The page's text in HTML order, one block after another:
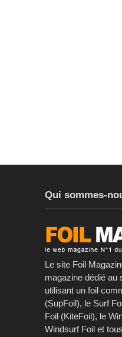
Qui sommes-
Le site Foil
magazine dédié au
utilisant un foil
(SupFoil), le Surf
Foil (KiteFoil), le
Windsurf Foil et